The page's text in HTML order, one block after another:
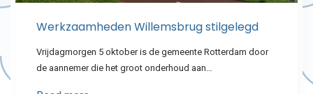
Werkzaamheden Willemsbrug stilgelegd
Vrijdagmorgen 5 oktober is de gemeente Rotterdam door
de aannemer die het groot onderhoud aan…